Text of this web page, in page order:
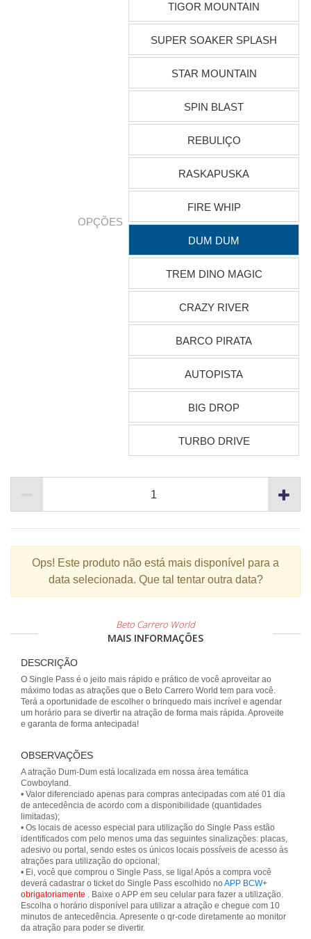
OPÇÕES
TIGOR MOUNTAIN
SUPER SOAKER SPLASH
STAR MOUNTAIN
SPIN BLAST
REBULIÇO
RASKAPUSKA
FIRE WHIP
DUM DUM
TREM DINO MAGIC
CRAZY RIVER
BARCO PIRATA
AUTOPISTA
BIG DROP
TURBO DRIVE
Ops! Este produto não está mais disponível para a
data selecionada. Que tal tentar outra data?
Beto Carrero World
MAIS INFORMAÇÕES
DESCRIÇÃO
O Single Pass é o jeito mais rápido e prático de você aproveitar ao
máximo todas as atrações que o Beto Carrero World tem para você.
Terá a oportunidade de escolher o brinquedo mais incrível e agendar
um horário para se divertir na atração de forma mais rápida. Aproveite
e garanta de forma antecipada!
OBSERVAÇÕES
A atração Dum-Dum está localizada em nossa área temática
Cowboyland.
• Valor diferenciado apenas para compras antecipadas com até 01 dia
de antecedência de acordo com a disponibilidade (quantidades
limitadas);
• Os locais de acesso especial para utilização do Single Pass estão
identificados com pelo menos uma das seguintes sinalizações: placas,
adesivo ou portal, sendo estes os únicos locais possíveis de acesso às
atrações para utilização do opcional;
• Ei, você que comprou o Single Pass, se liga! Após a compra você
deverá cadastrar o ticket do Single Pass escolhido no APP BCW+
obrigatoriamente . Baixe o APP em seu celular para fazer a utilização.
Escolha o horário disponível para utilizar a atração e chegue com 10
minutos de antecedência. Apresente o qr-code diretamente ao monitor
da atração para poder se divertir.